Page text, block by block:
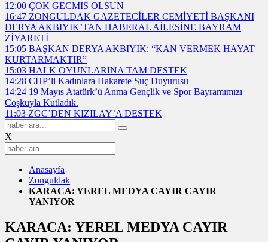
12:00 ÇOK GECMIS OLSUN
16:47 ZONGULDAK GAZETECİLER CEMİYETİ BAŞKANI
DERYA AKBIYIK’TAN HABERAL AİLESİNE BAYRAM
ZİYARETİ
15:05 BAŞKAN DERYA AKBIYIK: “KAN VERMEK HAYAT
KURTARMAKTIR”
15:03 HALK OYUNLARINA TAM DESTEK
14:28 CHP’li Kadınlara Hakarete Suç Duyurusu
14:24 19 Mayıs Atatürk’ü Anma Gençlik ve Spor Bayramımızı
Coşkuyla Kutladık.
11:03 ZGC’DEN KIZILAY’A DESTEK
X
Anasayfa
Zonguldak
KARACA: YEREL MEDYA CAYIR CAYIR
YANIYOR
KARACA: YEREL MEDYA CAYIR